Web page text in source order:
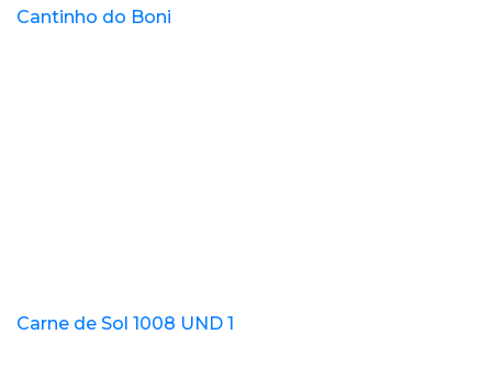
Cantinho do Boni
Carne de Sol 1008 UND 1